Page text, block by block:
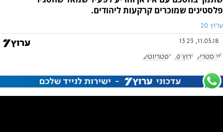
פלסטינים שמוכרים קרקעות ליהודים.
ערוץ 20
11.05.18, 13:23
ג'יי סטריט ערוץ 20 הפטריוטים